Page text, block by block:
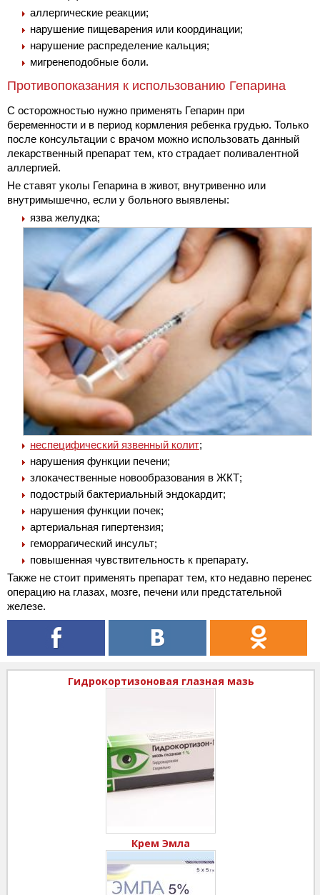
аллергические реакции;
нарушение пищеварения или координации;
нарушение распределение кальция;
мигренеподобные боли.
Противопоказания к использованию Гепарина
С осторожностью нужно применять Гепарин при
беременности и в период кормления ребенка грудью. Только
после консультации с врачом можно использовать данный
лекарственный препарат тем, кто страдает поливалентной
аллергией.
Не ставят уколы Гепарина в живот, внутривенно или
внутримышечно, если у больного выявлены:
язва желудка;
неспецифический язвенный колит;
нарушения функции печени;
злокачественные новообразования в ЖКТ;
подострый бактериальный эндокардит;
нарушения функции почек;
артериальная гипертензия;
геморрагический инсульт;
повышенная чувствительность к препарату.
Также не стоит применять препарат тем, кто недавно перенес
операцию на глазах, мозге, печени или предстательной
железе.
Гидрокортизоновая глазная мазь
Крем Эмла